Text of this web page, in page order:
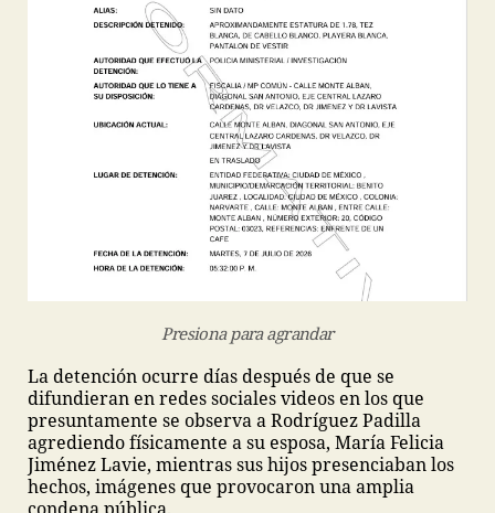
Presiona para agrandar
La detención ocurre días después de que se
difundieran en redes sociales videos en los que
presuntamente se observa a Rodríguez Padilla
agrediendo físicamente a su esposa, María Felicia
Jiménez Lavie, mientras sus hijos presenciaban los
hechos, imágenes que provocaron una amplia